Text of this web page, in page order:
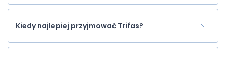
Kiedy najlepiej przyjmować Trifas?